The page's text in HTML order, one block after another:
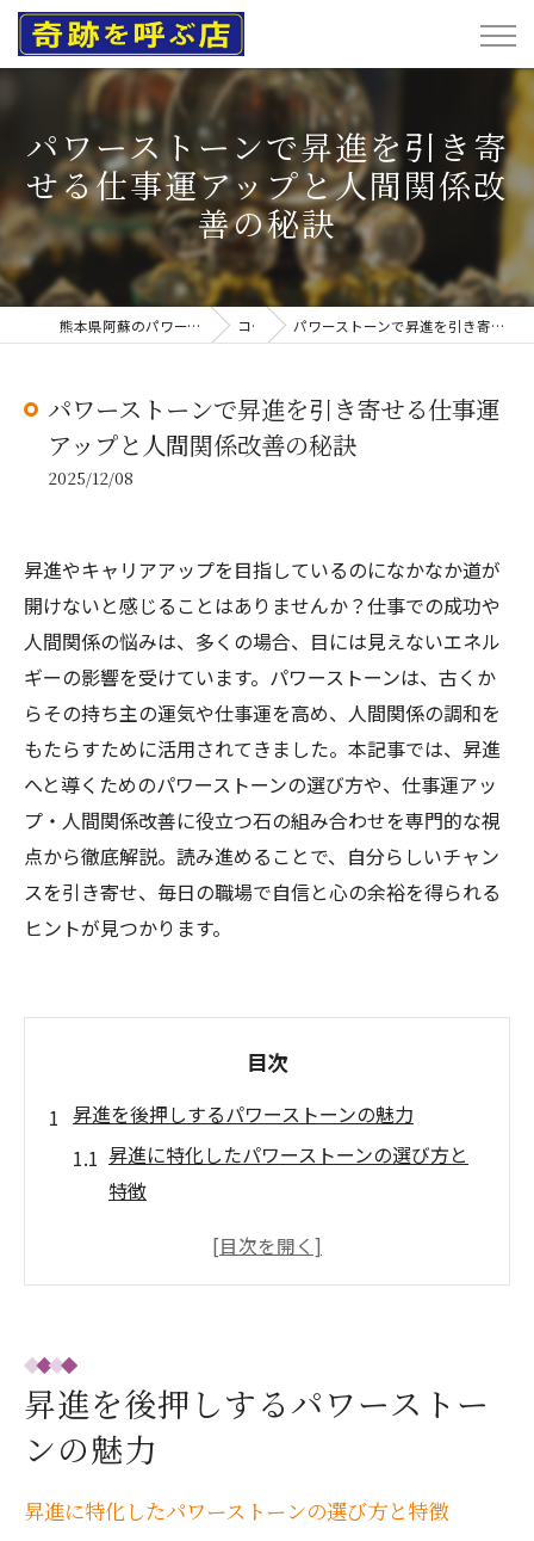
パワーストーンで昇進を引き寄
せる仕事運アップと人間関係改
善の秘訣
熊本県阿蘇のパワーストーンなら奇跡を呼ぶ店 コラム パワーストーンで昇進を引き寄せる仕事運アップと人間関係改善の秘訣
パワーストーンで昇進を引き寄せる仕事運
アップと人間関係改善の秘訣
2025/12/08
昇進やキャリアアップを目指しているのになかなか道が
開けないと感じることはありませんか？仕事での成功や
人間関係の悩みは、多くの場合、目には見えないエネル
ギーの影響を受けています。パワーストーンは、古くか
らその持ち主の運気や仕事運を高め、人間関係の調和を
もたらすために活用されてきました。本記事では、昇進
へと導くためのパワーストーンの選び方や、仕事運アッ
プ・人間関係改善に役立つ石の組み合わせを専門的な視
点から徹底解説。読み進めることで、自分らしいチャン
スを引き寄せ、毎日の職場で自信と心の余裕を得られる
ヒントが見つかります。
目次
昇進を後押しするパワーストーンの魅力
昇進に特化したパワーストーンの選び方と
特徴
仕事運パワーストーンがもたらすエネルギ
仕事運最強とされるパワーストーンの理由
を解説
人間関係にも効くパワーストーンで昇進を
目指す
昇進を後押しするパワーストー
ンの魅力
昇進に特化したパワーストーンの選び方と特徴